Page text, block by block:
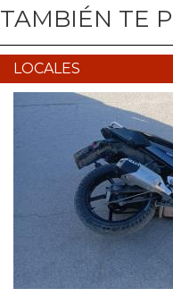
TAMBIÉN TE
LOCALES